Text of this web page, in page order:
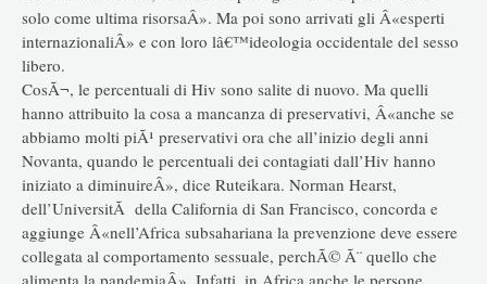
solo come ultima risorsaÂ». Ma poi sono arrivati gli Â«esperti
internazionaliÂ» e con loro lâ€™ideologia occidentale del sesso
libero.
CosÃ¬, le percentuali di Hiv sono salite di nuovo. Ma quelli
hanno attribuito la cosa a mancanza di preservativi, Â«anche se
abbiamo molti piÃ¹ preservativi ora che all’inizio degli anni
Novanta, quando le percentuali dei contagiati dall’Hiv hanno
iniziato a diminuireÂ», dice Ruteikara. Norman Hearst,
dell’UniversitÃ della California di San Francisco, concorda e
aggiunge Â«nell’Africa subsahariana la prevenzione deve essere
collegata al comportamento sessuale, perchÃ© Ã¨ quello che
alimenta la pandemiaÂ». Infatti, in Africa anche le persone